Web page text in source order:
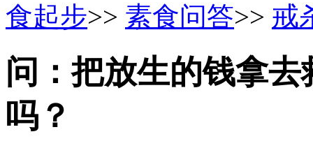
食起步>> 素食问答>> 戒
问：把放生的钱拿
吗？